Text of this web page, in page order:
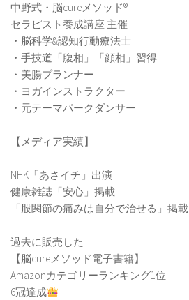
中野式・脳cureメソッド®️
セラピスト養成講座 主催
・脳科学&認知行動療法士
・手技道「腹相」「顔相」習得
・美腸プランナー
・ヨガインストラクター
・元テーマパークダンサー
【メディア実績】
NHK「あさイチ」出演
健康雑誌「安心」掲載
「股関節の痛みは自分で治せる」掲載
過去に販売した
【脳cureメソッド電子書籍】
Amazonカテゴリーランキング1位
6冠達成